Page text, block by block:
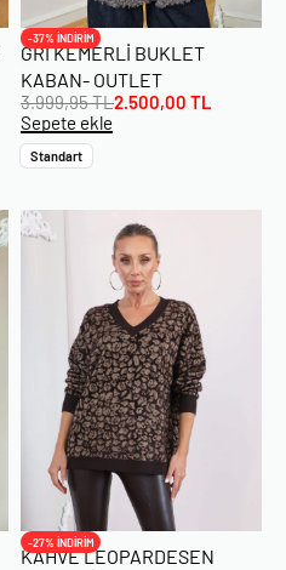
-37% İNDİRİM
GRI KEMERLI BUKLET
KABAN- OUTLET
3.999,95TL2.500,00 TL
Sepete ekle
Standart
-27% İNDİRİM
KAHVE LEOPARDESEN